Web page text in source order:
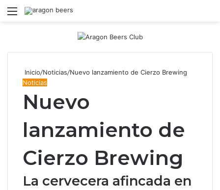
Menú
Inicio/Noticias/Nuevo lanzamiento de Cierzo Brewing
Noticias
Nuevo
lanzamiento de
Cierzo Brewing
La cervecera afincada en